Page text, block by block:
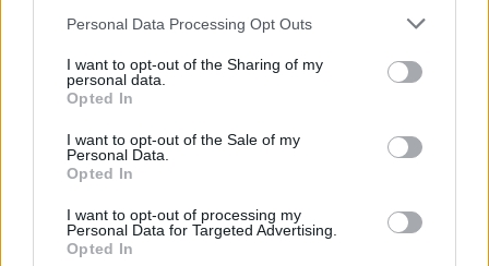
Personal Data Processing Opt Outs
I want to opt-out of the Sharing of my
personal data.
Opted In
I want to opt-out of the Sale of my
Personal Data.
Opted In
I want to opt-out of processing my
Personal Data for Targeted Advertising.
Opted In
sceglie il fascino senza tempo del padiglione
Tecnologia per raccontare una moda dedicata a
viaggiatori colti e sofisticati.
Tra le novità più interessanti del calendario spicca
Martin Garcia. Per presentare il suo brand
Garciasha ricreato una vera e propria atmosfera